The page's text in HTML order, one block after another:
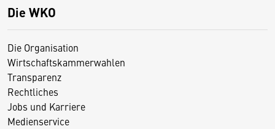
Die WKO
Die Organisation
Wirtschaftskammerwahlen
Transparenz
Rechtliches
Jobs und Karriere
Medienservice